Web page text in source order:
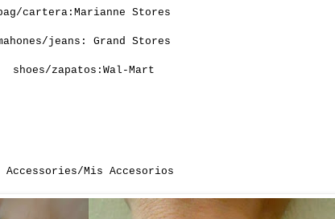
cartera:Marianne Stores
jeans: Grand Stores
shoes/zapatos:Wal-Mart
Accessories/Mis Accesorios